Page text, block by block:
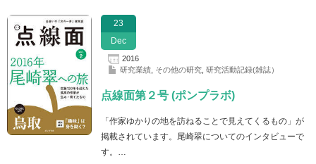
23
Dec
2016
研究業績, その他の研究, 研究活動記録(雑誌）
点線面第２号 (ポンプラボ)
「作家ゆかりの地を訪ねることで見えてくるもの」が
掲載されています。尾崎翠についてのインタビューで
す。…